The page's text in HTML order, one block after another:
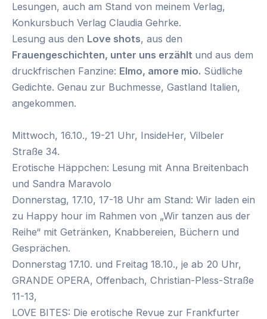
Lesungen, auch am Stand von meinem Verlag,
Konkursbuch Verlag Claudia Gehrke.
Lesung aus den Love shots, aus den
Frauengeschichten, unter uns erzählt und aus dem
druckfrischen Fanzine: Elmo, amore mio. Südliche
Gedichte. Genau zur Buchmesse, Gastland Italien,
angekommen.
Mittwoch, 16.10., 19-21 Uhr, InsideHer, Vilbeler
Straße 34.
Erotische Häppchen: Lesung mit Anna Breitenbach
und Sandra Maravolo
Donnerstag, 17.10, 17-18 Uhr am Stand: Wir laden ein
zu Happy hour im Rahmen von „Wir tanzen aus der
Reihe“ mit Getränken, Knabbereien, Büchern und
Gesprächen.
Donnerstag 17.10. und Freitag 18.10., je ab 20 Uhr,
GRANDE OPERA, Offenbach, Christian-Pless-Straße
11-13,
LOVE BITES: Die erotische Revue zur Frankfurter